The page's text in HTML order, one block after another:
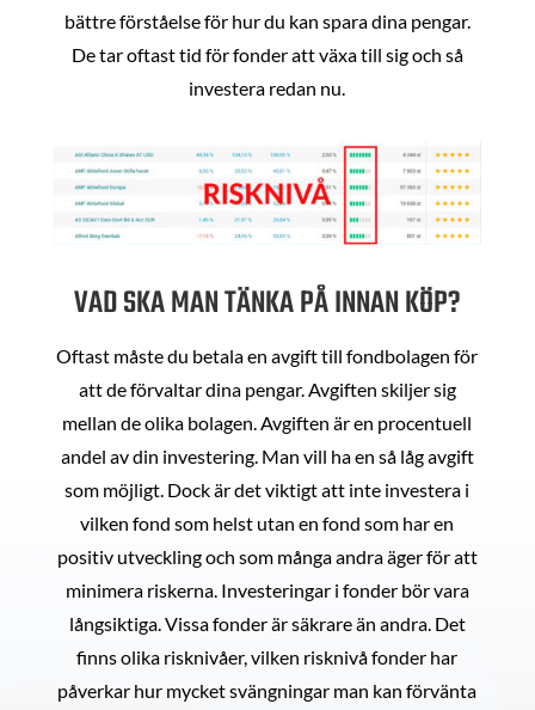
bättre förståelse för hur du kan spara dina pengar.
De tar oftast tid för fonder att växa till sig och så
investera redan nu.
VAD SKA MAN TÄNKA PÅ INNAN KÖP?
Oftast måste du betala en avgift till fondbolagen för
att de förvaltar dina pengar. Avgiften skiljer sig
mellan de olika bolagen. Avgiften är en procentuell
andel av din investering. Man vill ha en så låg avgift
som möjligt. Dock är det viktigt att inte investera i
vilken fond som helst utan en fond som har en
positiv utveckling och som många andra äger för att
minimera riskerna. Investeringar i fonder bör vara
långsiktiga. Vissa fonder är säkrare än andra. Det
finns olika risknivåer, vilken risknivå fonder har
påverkar hur mycket svängningar man kan förvänta